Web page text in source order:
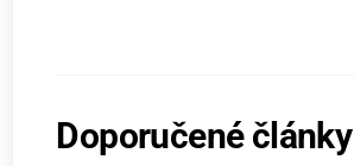
Doporučené články